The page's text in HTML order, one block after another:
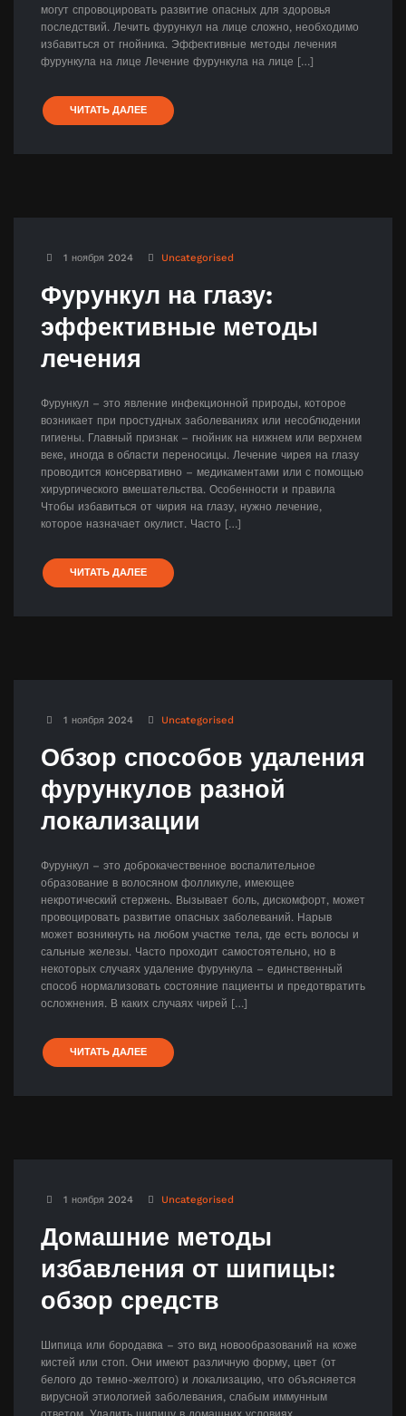
могут спровоцировать развитие опасных для здоровья
последствий. Лечить фурункул на лице сложно, необходимо
избавиться от гнойника. Эффективные методы лечения
фурункула на лице Лечение фурункула на лице […]
ЧИТАТЬ ДАЛЕЕ
1 ноября 2024 Uncategorised
Фурункул на глазу:
эффективные методы
лечения
Фурункул – это явление инфекционной природы, которое
возникает при простудных заболеваниях или несоблюдении
гигиены. Главный признак – гнойник на нижнем или верхнем
веке, иногда в области переносицы. Лечение чирея на глазу
проводится консервативно – медикаментами или с помощью
хирургического вмешательства. Особенности и правила
Чтобы избавиться от чирия на глазу, нужно лечение,
которое назначает окулист. Часто […]
ЧИТАТЬ ДАЛЕЕ
1 ноября 2024 Uncategorised
Обзор способов удаления
фурункулов разной
локализации
Фурункул – это доброкачественное воспалительное
образование в волосяном фолликуле, имеющее
некротический стержень. Вызывает боль, дискомфорт, может
провоцировать развитие опасных заболеваний. Нарыв
может возникнуть на любом участке тела, где есть волосы и
сальные железы. Часто проходит самостоятельно, но в
некоторых случаях удаление фурункула – единственный
способ нормализовать состояние пациенты и предотвратить
осложнения. В каких случаях чирей […]
ЧИТАТЬ ДАЛЕЕ
1 ноября 2024 Uncategorised
Домашние методы
избавления от шипицы:
обзор средств
Шипица или бородавка – это вид новообразований на коже
кистей или стоп. Они имеют различную форму, цвет (от
белого до темно-желтого) и локализацию, что объясняется
вирусной этиологией заболевания, слабым иммунным